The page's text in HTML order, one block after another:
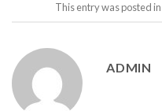
This entry was posted in
ADMIN